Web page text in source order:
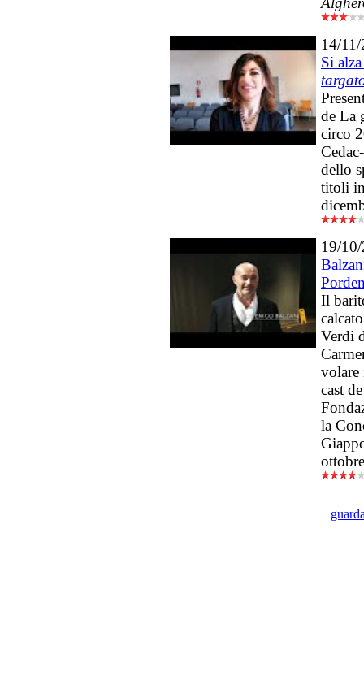
14/
Si
de La
circo
dello
titoli
19/
Il
Verdi
volare
cast
la